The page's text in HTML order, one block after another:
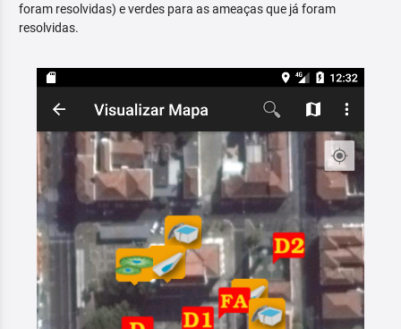
foram resolvidas) e verdes para as ameaças que já foram
resolvidas.